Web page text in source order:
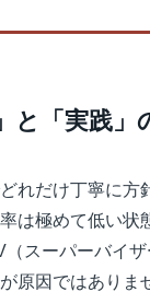
と「実践」
れだけ丁寧に方
は極めて低い状
（スーパーバイ
原因ではありま